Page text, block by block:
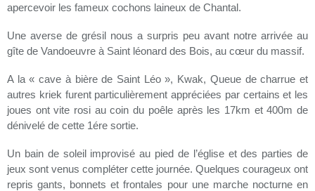
apercevoir les fameux cochons laineux de Chantal.
Une averse de grésil nous a surpris peu avant notre arrivée au
gîte de Vandoeuvre à Saint léonard des Bois, au cœur du massif.
A la « cave à bière de Saint Léo », Kwak, Queue de charrue et
autres kriek furent particulièrement appréciées par certains et les
joues ont vite rosi au coin du poêle après les 17km et 400m de
dénivelé de cette 1ére sortie.
Un bain de soleil improvisé au pied de l’église et des parties de
jeux sont venus compléter cette journée. Quelques courageux ont
repris gants, bonnets et frontales pour une marche nocturne en